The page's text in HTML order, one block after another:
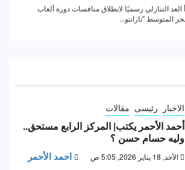
الاخبار رئيسى مقالات
أحمد الأحمر يكتب| المركز الرابع مستحق..
وليه حسام حسن ؟
الأحد, 18 يناير 2026, 5:05 ص احمد الأحمر